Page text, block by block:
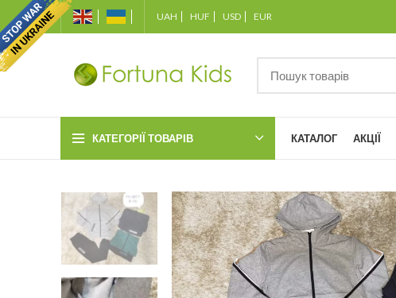
UAH HUF USD EUR
КАТЕГОРІЇ ТОВАРІВ КАТАЛОГ АКЦІЇ